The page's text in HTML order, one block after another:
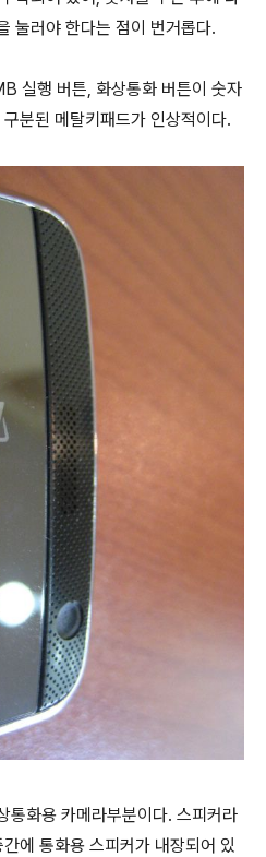
눌러야 한다는 점이 번거롭다.
실행 버튼, 화상통화 버튼이 숫자
분된 메탈키패드가 인상적이다.
통화용 카메라부분이다. 스피커라
에 통화용 스피커가 내장되어 있